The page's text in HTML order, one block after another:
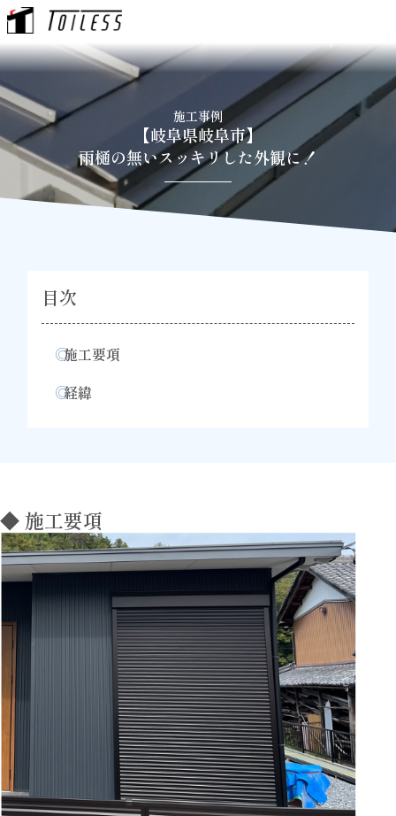
内
容
を
ス
キ
ッ
プ
施工事例
【岐阜県岐阜市】
雨樋の無いスッキリした外観に！
目次
◎施工要項
◎経緯
◆ 施工要項